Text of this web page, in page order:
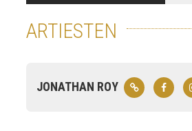
ARTIESTEN
JONATHAN ROY